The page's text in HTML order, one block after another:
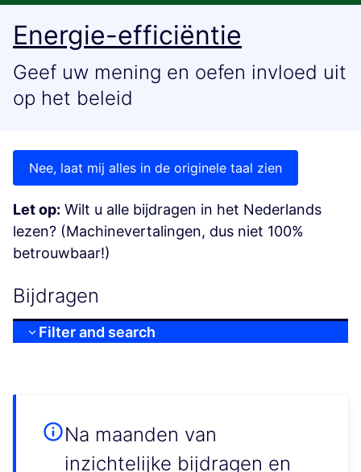
Energie-efficiëntie
Geef uw mening en oefen invloed uit
op het beleid
Nee, laat mij alles in de originele taal zien
Let op: Wilt u alle bijdragen in het Nederlands
lezen? (Machinevertalingen, dus niet 100%
betrouwbaar!)
Bijdragen
Filter and search
Na maanden van
inzichtelijke bijdragen en